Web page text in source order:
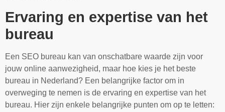
Ervaring en expertise van het
bureau
Een SEO bureau kan van onschatbare waarde zijn voor
jouw online aanwezigheid, maar hoe kies je het beste
bureau in Nederland? Een belangrijke factor om in
overweging te nemen is de ervaring en expertise van het
bureau. Hier zijn enkele belangrijke punten om op te letten: